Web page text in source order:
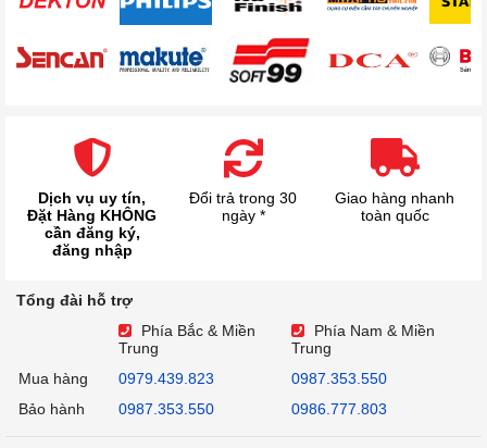
Dịch vụ uy tín,
Đặt Hàng KHÔNG
cần đăng ký,
đăng nhập
Đổi trả trong 30
ngày *
Giao hàng nhanh
toàn quốc
Tổng đài hỗ trợ
Phía Bắc & Miền
Trung
Phía Nam & Miền
Trung
Mua hàng
0979.439.823
0987.353.550
Bảo hành
0987.353.550 0986.777.803